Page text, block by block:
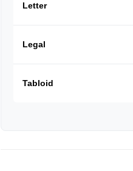
Letter
Legal
Tabloid